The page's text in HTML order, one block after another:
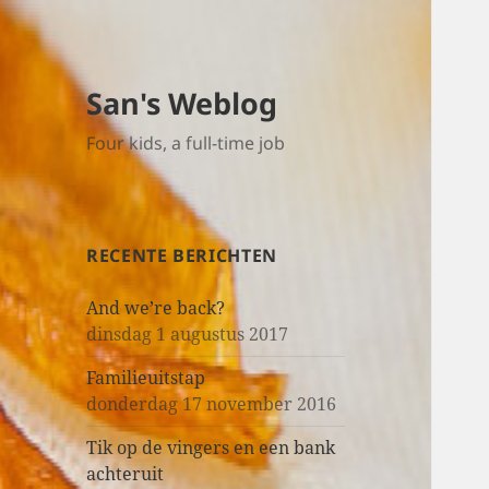
San's Weblog
Four kids, a full-time job
RECENTE BERICHTEN
And we’re back?
dinsdag 1 augustus 2017
Familieuitstap
donderdag 17 november 2016
Tik op de vingers en een bank
achteruit